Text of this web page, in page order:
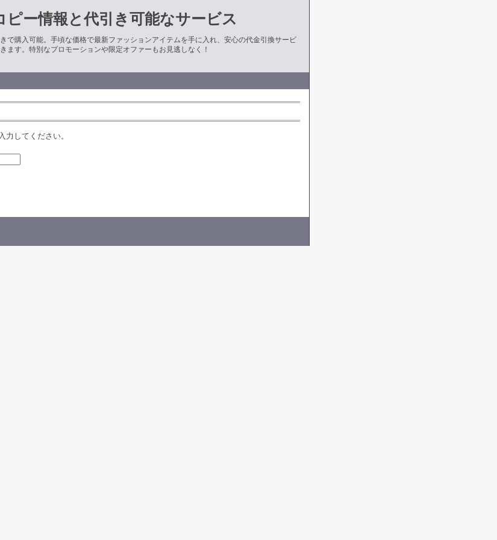
ピー情報と代引き可能なサービス
で購入可能。手頃な価格で最新ファッションアイテムを手に入れ、安心の代金引換サービ
ます。特別なプロモーションや限定オファーもお見逃しなく！
力してください。